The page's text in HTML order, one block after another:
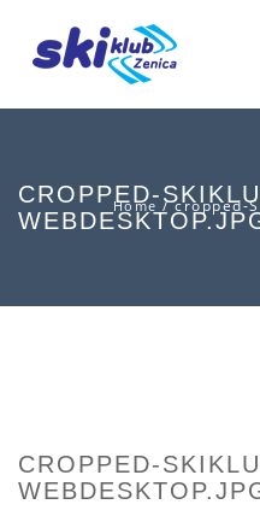
CROPPED-
Home / cropped-
CROPPED-